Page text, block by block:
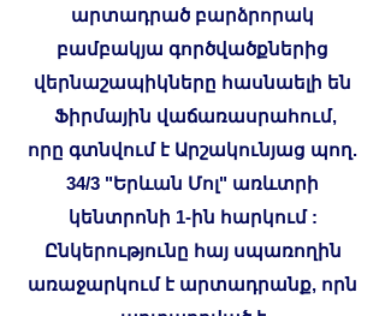
արտադրած բարձրորակ
բամբակյա գործվածքներից
վերնաշապիկները հասնաելի են
Ֆիրմային վաճառասրահում,
որը գտնվում է Արշակունյաց պող.
34/3 "Երևան Մոլ" առևտրի
կենտրոնի 1-ին հարկում :
Ընկերությունը հայ սպառողին
առաջարկում է արտադրանք, որն